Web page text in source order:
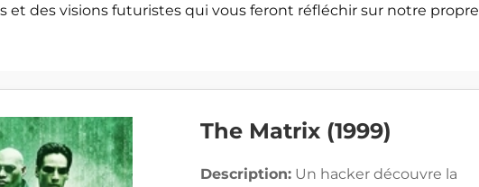
et des visions futuristes qui vous feront réfléchir sur notre propre
The Matrix (1999)
Description: Un hacker découvre la